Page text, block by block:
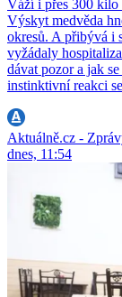
Váží i přes 300 kilo
Výskyt medvěda
okresů. A přibývá i
vyžádaly
dávat pozor a jak
instinktivní reakci
Aktuálně.cz -
dnes, 11:54